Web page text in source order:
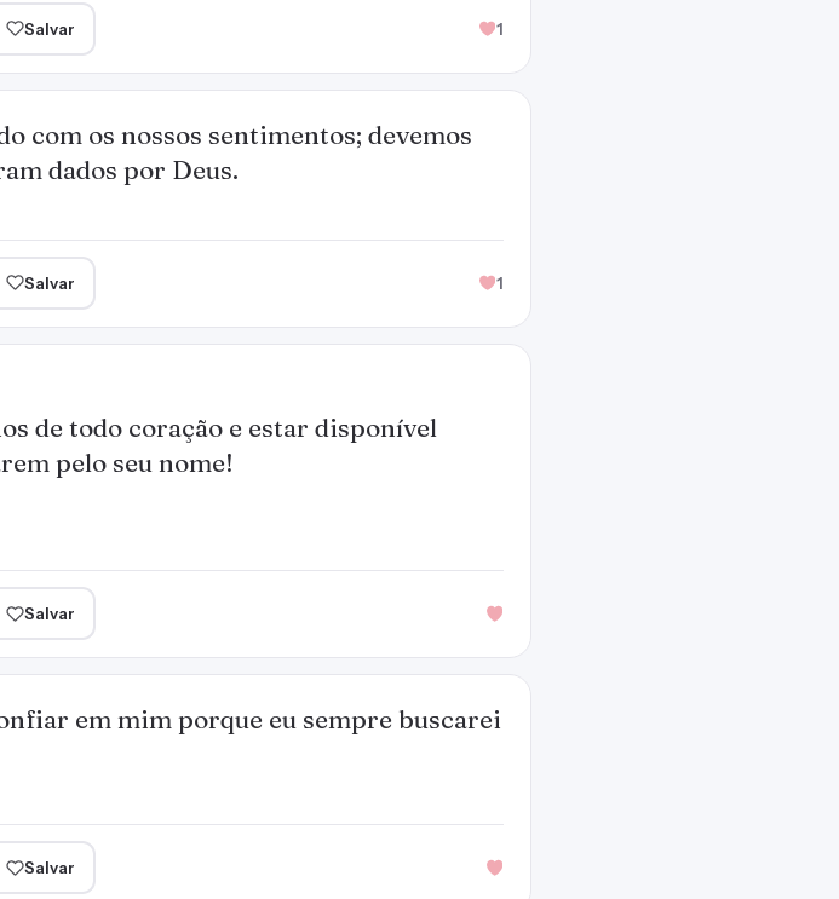
Salvar 1
com os nossos sentimentos; devemos
dados por Deus.
Salvar 1
de todo coração e estar disponível
pelo seu nome!
Salvar
em mim porque eu sempre buscarei
Salvar